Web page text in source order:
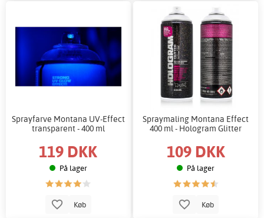
Sprayfarve Montana UV-Effect
transparent - 400 ml
119 DKK
På lager
Køb
Spraymaling Montana Effect
400 ml - Hologram Glitter
109 DKK
På lager
Køb